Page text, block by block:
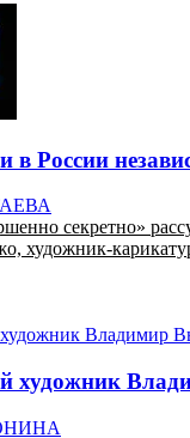
в России
секретно»
художник-
художник